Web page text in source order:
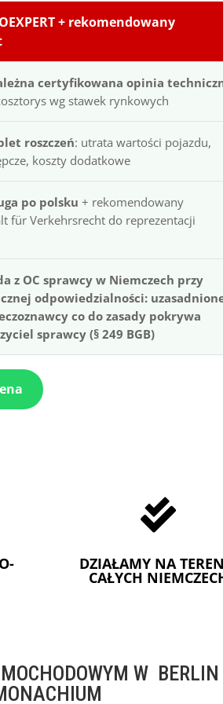
+ rekomendowany
certyfikowana opinia
wg stawek rynkowych
roszczeń: utrata wartości pojazdu,
koszty dodatkowe
po polsku + rekomendowany
für Verkehrsrecht do reprezentacji
z OC sprawcy w Niemczech przy
odpowiedzialności:
co do zasady pokrywa
sprawcy (§ 249 BGB)

DZIAŁAMY NA
CAŁYCH
W